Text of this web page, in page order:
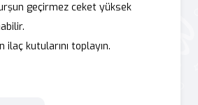
geçirmez ceket yüksek
ilaç kutularını toplayın.